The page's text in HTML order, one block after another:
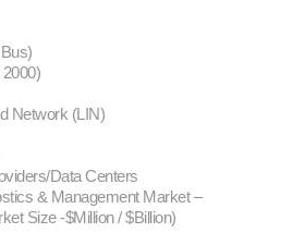
Network (LIN)
Data Centers
& Management Market –
Size -$Million / $Billion)